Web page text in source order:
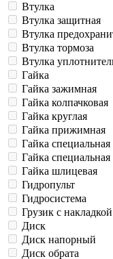
Втулка
Втулка защитная
Втулка
Втулка тормоза
Втулка
Гайка
Гайка зажимная
Гайка колпачковая
Гайка круглая
Гайка прижимная
Гайка специальная
Гайка
Гайка шлицевая
Гидропульт
Гидросистема
Грузик с накладкой
Диск
Диск напорный
Диск обрата